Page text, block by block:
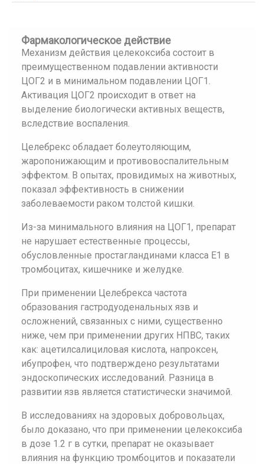
Фармакологическое действие
Механизм действия целекоксиба состоит в
преимущественном подавлении активности
ЦОГ2 и в минимальном подавлении ЦОГ1.
Активация ЦОГ2 происходит в ответ на
выделение биологически активных веществ,
вследствие воспаления.
Целебрекс обладает болеутоляющим,
жаропонижающим и противовоспалительным
эффектом. В опытах, провидимых на животных,
показал эффективность в снижении
заболеваемости раком толстой кишки.
Из-за минимального влияния на ЦОГ1, препарат
не нарушает естественные процессы,
обусловленные простагландинами класса Е1 в
тромбоцитах, кишечнике и желудке.
При применении Целебрекса частота
образования гастродуоденальных язв и
осложнений, связанных с ними, существенно
ниже, чем при применении других НПВС, таких
как: ацетилсалициловая кислота, напроксен,
ибупрофен, что подтверждено результатами
эндоскопических исследований. Разница в
развитии язв является статистически значимой.
В исследованиях на здоровых добровольцах,
было доказано, что при применении целекоксиба
в дозе 1.2 г в сутки, препарат не оказывает
влияния на функцию тромбоцитов и показатели